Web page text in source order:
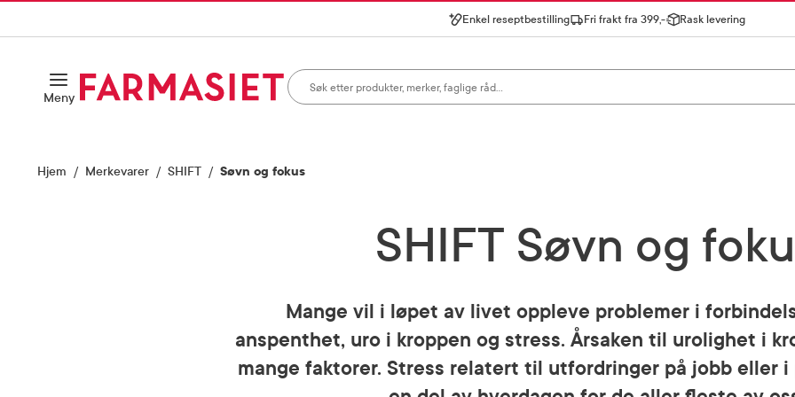
Enkel reseptbestilling Fri frakt fra 399,- Rask levering
INNHOLD
MenyÅpne
Søk i apotek
Hjem Merkevarer SHIFT Søvn og fokus
SHIFT Søvn og
Mange vil i løpet av livet oppleve problemer i
anspenthet, uro i kroppen og stress. Årsaken til urolighet i
mange faktorer. Stress relatert til utfordringer på jobb eller